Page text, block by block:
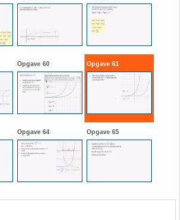
Opgave 60 Opgave 61
Opgave 64 Opgave 65
verbanden